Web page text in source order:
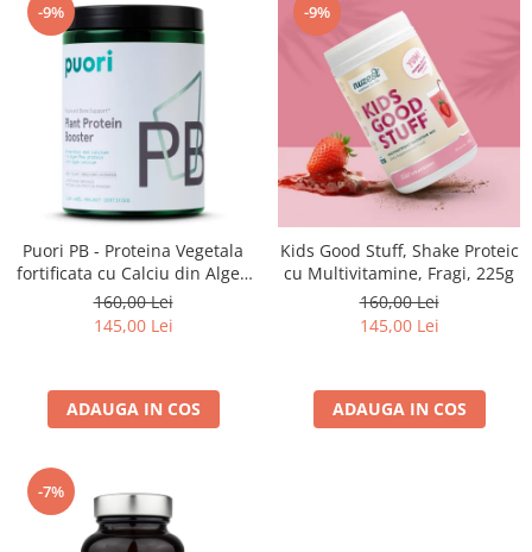
-9%
Puori PB - Proteina Vegetala
fortificata cu Calciu din Alge -
317 g
160,00 Lei
145,00 Lei
ADAUGA IN COS
-9%
Kids Good Stuff, Shake Proteic
cu Multivitamine, Fragi, 225g
160,00 Lei
145,00 Lei
ADAUGA IN COS
-7%